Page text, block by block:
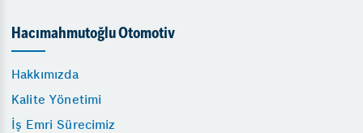
Hacımahmutoğlu Otomotiv
Hakkımızda
Kalite Yönetimi
İş Emri Sürecimiz